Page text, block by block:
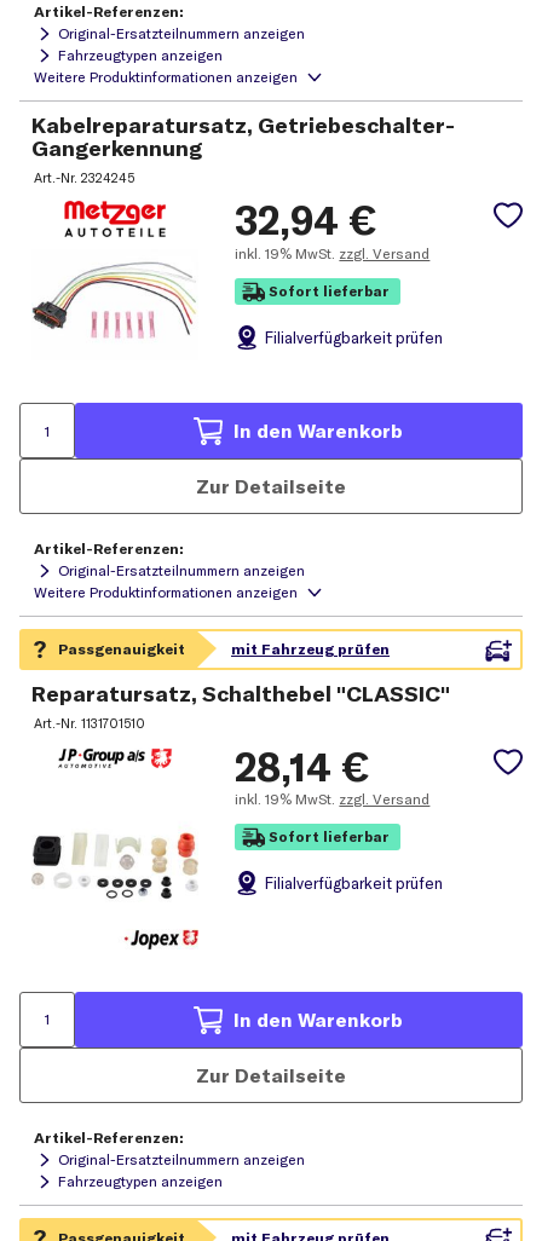
Artikel-Referenzen:
Original-Ersatzteilnummern anzeigen
Fahrzeugtypen anzeigen
Kabelreparatursatz, Getriebeschalter-
Gangerkennung
Art.-Nr.2324245
32,94 €
inkl. 19% MwSt. zzgl. Versand
Sofort lieferbar
Filialverfügbarkeit prüfen
In den Warenkorb
Zur Detailseite
Artikel-Referenzen:
Original-Ersatzteilnummern anzeigen
Reparatursatz, Schalthebel "CLASSIC"
Art.-Nr.1131701510
28,14 €
inkl. 19% MwSt. zzgl. Versand
Sofort lieferbar
Filialverfügbarkeit prüfen
In den Warenkorb
Zur Detailseite
Artikel-Referenzen:
Original-Ersatzteilnummern anzeigen
Fahrzeugtypen anzeigen